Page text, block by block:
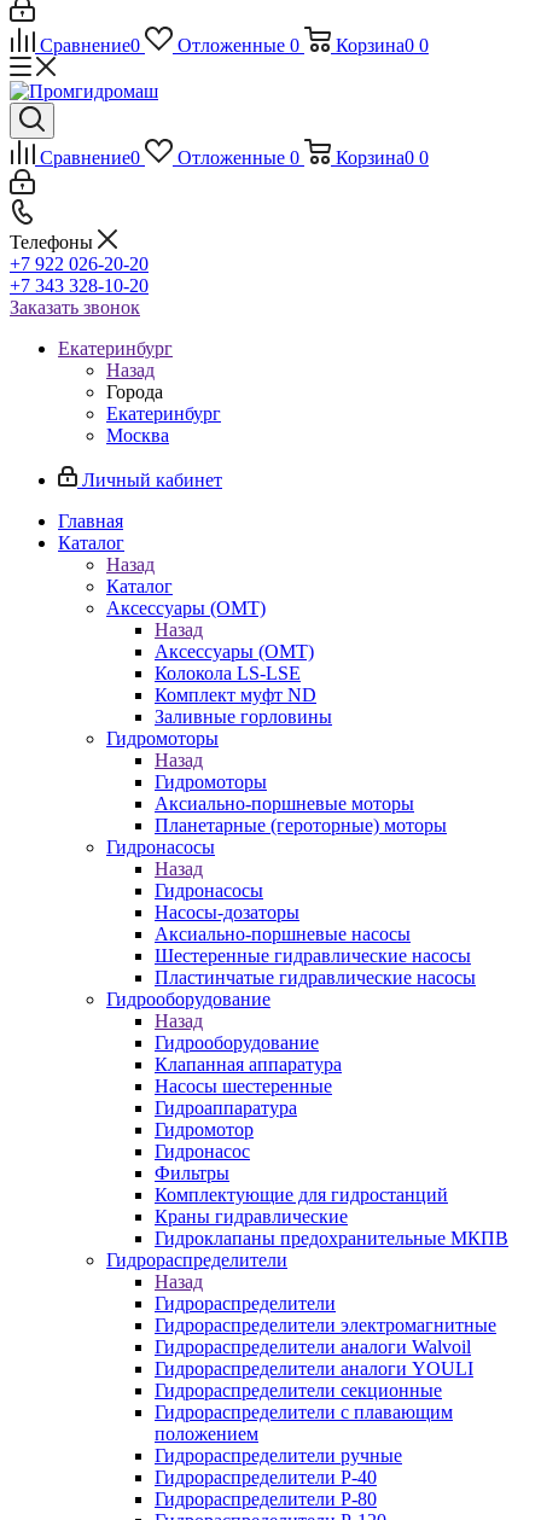
Сравнение0 Отложенные 0 Корзина0 0
Сравнение0 Отложенные 0 Корзина0 0
Телефоны
+7 922 026-20-20
+7 343 328-10-20
Заказать звонок
Екатеринбург
Назад
Города
Екатеринбург
Москва
Личный кабинет
Главная
Каталог
Назад
Каталог
Аксессуары (OMT)
Назад
Аксессуары (OMT)
Колокола LS-LSE
Комплект муфт ND
Заливные горловины
Гидромоторы
Назад
Гидромоторы
Аксиально-поршневые моторы
Планетарные (героторные) моторы
Гидронасосы
Назад
Гидронасосы
Насосы-дозаторы
Аксиально-поршневые насосы
Шестеренные гидравлические насосы
Пластинчатые гидравлические насосы
Гидрооборудование
Назад
Гидрооборудование
Клапанная аппаратура
Насосы шестеренные
Гидроаппаратура
Гидромотор
Гидронасос
Фильтры
Комплектующие для гидростанций
Краны гидравлические
Гидроклапаны предохранительные МКПВ
Гидрораспределители
Назад
Гидрораспределители
Гидрораспределители электромагнитные
Гидрораспределители аналоги Walvoil
Гидрораспределители аналоги YOULI
Гидрораспределители секционные
Гидрораспределители с плавающим
положением
Гидрораспределители ручные
Гидрораспределители Р-40
Гидрораспределители Р-80